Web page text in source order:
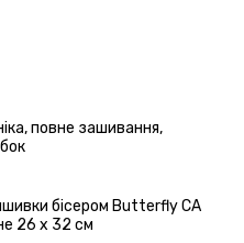
повне зашивання,
бісером Butterfly СА
26 х 32 см